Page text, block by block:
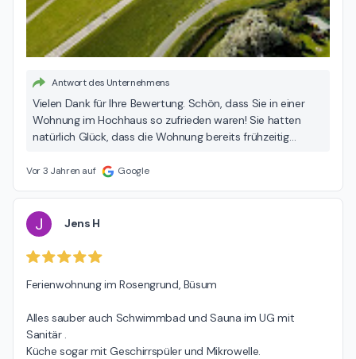
Antwort des Unternehmens
Vielen Dank für Ihre Bewertung. Schön, dass Sie in einer
Wohnung im Hochhaus so zufrieden waren! Sie hatten
natürlich Glück, dass die Wohnung bereits frühzeitig
Vor 3 Jahren auf Google
J Jens H
Ferienwohnung im Rosengrund, Büsum
Alles sauber auch Schwimmbad und Sauna im UG mit
Sanitär .
Küche sogar mit Geschirrspüler und Mikrowelle.